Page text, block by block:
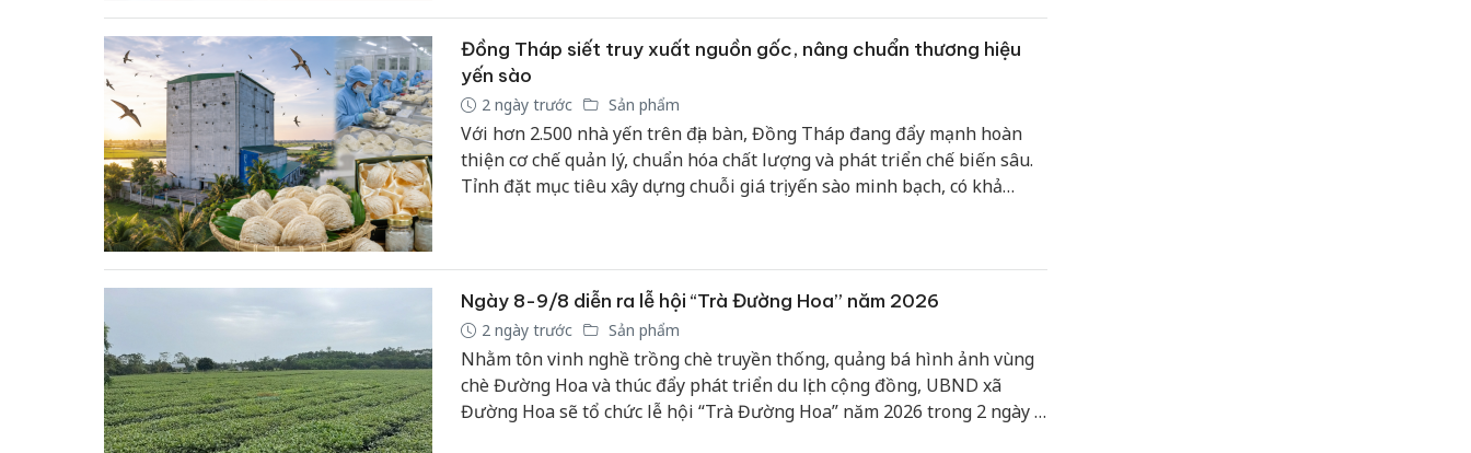
phần viền được thu nhỏ tối đa và tích hợp công nghệ Face ID ẩn dưới
màn hình.
Đồng Tháp siết truy xuất nguồn gốc, nâng chuẩn thương hiệu
yến sào
2 ngày trước Sản phẩm
Với hơn 2.500 nhà yến trên địa bàn, Đồng Tháp đang đẩy mạnh hoàn
thiện cơ chế quản lý, chuẩn hóa chất lượng và phát triển chế biến sâu.
Tỉnh đặt mục tiêu xây dựng chuỗi giá trị yến sào minh bạch, có khả
Ngày 8-9/8 diễn ra lễ hội “Trà Đường Hoa” năm 2026
2 ngày trước Sản phẩm
Nhằm tôn vinh nghề trồng chè truyền thống, quảng bá hình ảnh vùng
chè Đường Hoa và thúc đẩy phát triển du lịch cộng đồng, UBND xã
Đường Hoa sẽ tổ chức lễ hội “Trà Đường Hoa” năm 2026 trong 2 ngày 8